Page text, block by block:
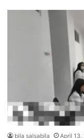
bila salsabila April 13,